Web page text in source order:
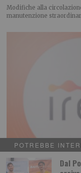
POTREBBE
Dal
Modifiche alla
manutenzione